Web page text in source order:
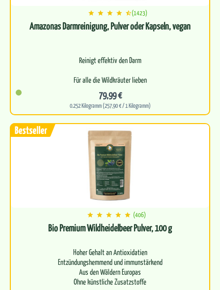
(1423)
Amazonas Darmreinigung, Pulver oder Kapseln, vegan
Reinigt effektiv den Darm
Für alle die Wildkräuter lieben
Leitet natürlich Schadstoffe aus
79,99 €
0.252 Kilogramm (257,90 € / 1 Kilogramm)
(406)
Bio Premium Wildheidelbeer Pulver, 100 g
Hoher Gehalt an Antioxidatien
Entzündungshemmend und immunstärkend
Aus den Wäldern Europas
Ohne künstliche Zusatzstoffe